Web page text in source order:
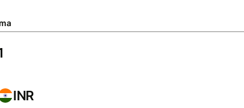
INR